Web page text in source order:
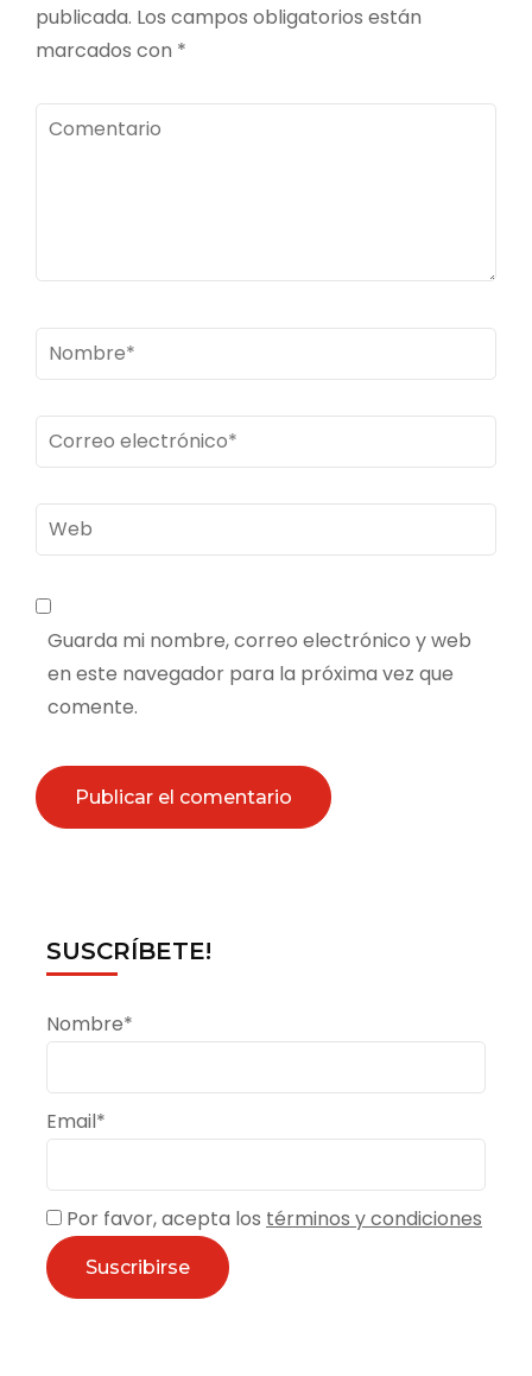
publicada. Los campos obligatorios están
marcados con *
Comentario
Nombre*
Correo
electrónico*
Web
Guarda mi nombre, correo electrónico y web
en este navegador para la próxima vez que
comente.
SUSCRÍBETE!
Nombre*
Email*
Por favor, acepta los términos y condiciones